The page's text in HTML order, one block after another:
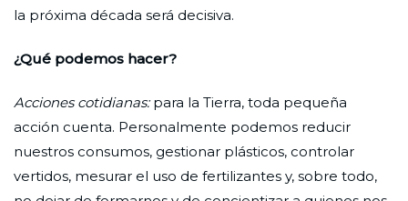
la próxima década será decisiva.
¿Qué podemos hacer?
Acciones cotidianas:para la Tierra, toda pequeña
acción cuenta. Personalmente podemos reducir
nuestros consumos, gestionar plásticos, controlar
vertidos, mesurar el uso de fertilizantes y, sobre todo,